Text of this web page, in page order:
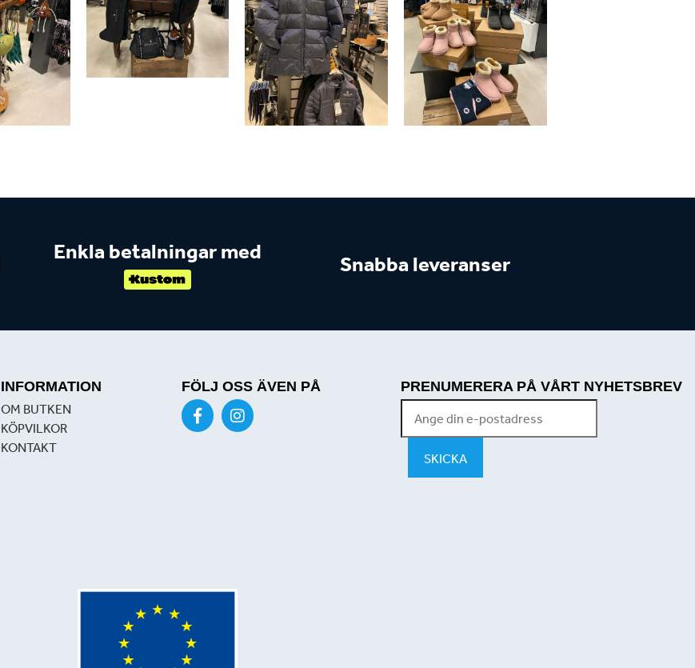
Enkla betalningar med
Snabba leveranser
INFORMATION
OM BUTKEN
KÖPVILKOR
KONTAKT
FÖLJ OSS ÄVEN PÅ PRENUMERERA PÅ VÅRT NYHETSBREV